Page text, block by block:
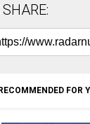
SHARE:
FOR